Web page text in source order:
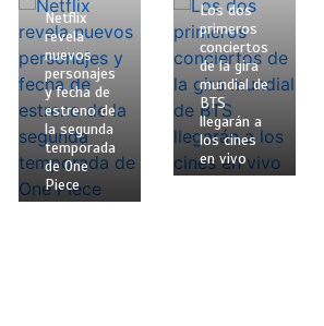
Netflix
revela
nuevos
personajes
y fecha de
estreno de
la segunda
temporada
de One
Piece
Los dos
primeros
conciertos
de la gira
mundial de
BTS
llegarán a
los cines
en vivo